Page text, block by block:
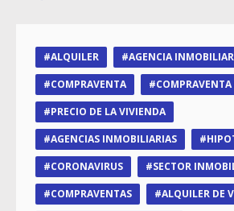
ALQUILER
AGENCIA
COMPRAVENTA
PRECIO DE LA VIVIENDA
AGENCIAS INMOBILIARIAS
CORONAVIRUS
SECTOR
COMPRAVENTAS
ALQUILER DE